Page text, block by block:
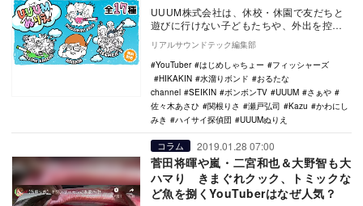
UUUM株式会社は、休校・休園で友だちと
遊びに行けない子どもたちや、外出を控え
ている大人など全国の方に向けた施策とし
て、「UUU…
リアルサウンドテック編集部
YouTuber
はじめしゃちょー
フィッシャーズ
HIKAKIN
水溜りボンド
おるたな
channel
SEIKIN ボンボンTV UUUM
さぁや
佐々木あさひ
関根りさ 瀬戸弘司 Kazu
かわにし
みき
ハイサイ探偵団 UUUMぬりえ
コラム 2019.01.28 07:00
菅田将暉や嵐・二宮和也＆大野智も大
ハマり きまぐれクック、トミックな
ど魚を捌くYouTuberはなぜ人気？